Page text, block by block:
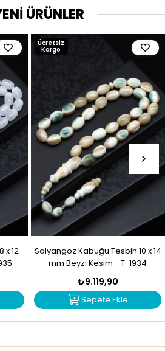
ÜRÜNLER
x 12
Salyangoz Kabuğu Tesbih 10 x 14
mm Beyzi Kesim - T-1934
₺9.119,90
Sepete Ekle
Ücretsiz
Kargo